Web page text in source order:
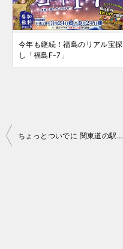
今年も継続！福島のリアル宝探
し「福島F-7」
投
ちょっとついでに 関東道の駅スタンプラリー 2023 No.10（はが）